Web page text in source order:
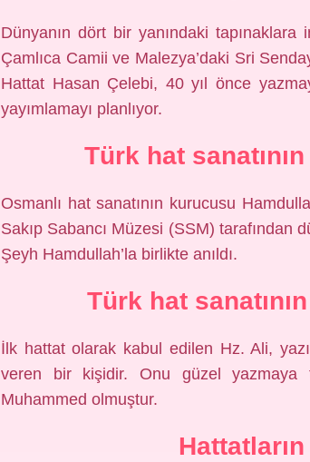
Dünyanın dört bir yanındaki
Çamlıca Camii ve Malezya’daki Sri
Hattat Hasan Çelebi, 40 yıl önce
yayımlamayı planlıyor.
Türk hat
Osmanlı hat sanatının kurucusu
Sakıp Sabancı Müzesi (SSM) tarafından
Şeyh Hamdullah’la birlikte anıldı.
Türk hat
İlk hattat olarak kabul edilen Hz. Ali,
veren bir kişidir. Onu güzel yazmaya
Muhammed olmuştur.